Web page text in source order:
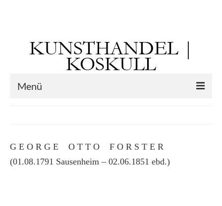
KUNSTHANDEL |
KOSKULL
Menü
G E O R G E O T T O F O R S T E R
(01.08.1791 Sausenheim – 02.06.1851 ebd.)